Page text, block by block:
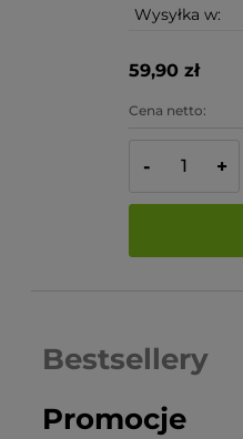
Wysyłka w:
59,90 zł
Cena netto:
- +
Promocje
Bestsellery